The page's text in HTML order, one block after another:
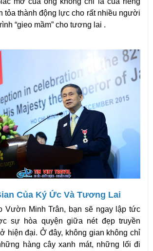
tỏa thành động lực cho rất nhiều người
“gieo mầm” cho tương lai .
Của Ký Ức Và Tương Lai
Vườn Minh Trân, bạn sẽ ngay lập tức
sự hòa quyện giữa nét đẹp truyền
hiện đại. Ở đây, không gian không chỉ
hàng cây xanh mát, những lối đi